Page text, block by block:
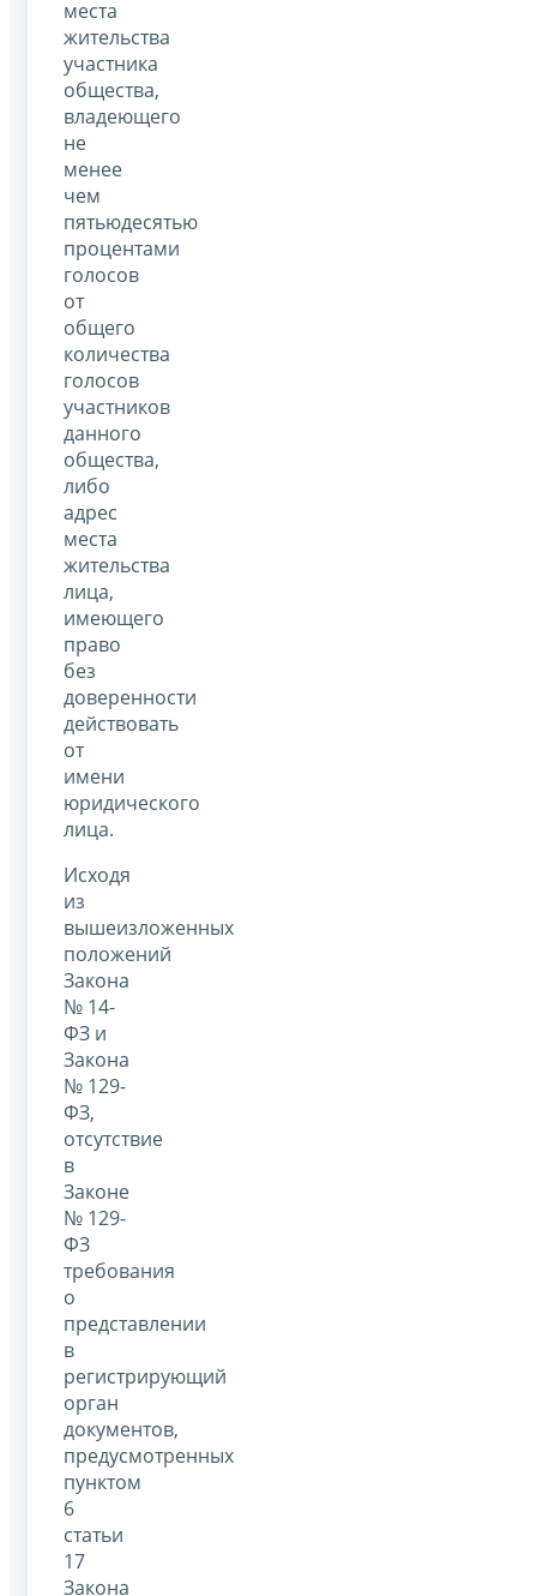
места
жительства
участника
общества,
владеющего
не
менее
чем
пятьюдесятью
процентами
голосов
от
общего
количества
голосов
участников
данного
общества,
либо
адрес
места
жительства
лица,
имеющего
право
без
доверенности
действовать
от
имени
юридического
лица.
Исходя
из
вышеизложенных
положений
Закона
№ 14-
ФЗ и
Закона
№ 129-
ФЗ,
отсутствие
в
Законе
№ 129-
ФЗ
требования
о
представлении
в
регистрирующий
орган
документов,
предусмотренных
пунктом
6
статьи
17
Закона